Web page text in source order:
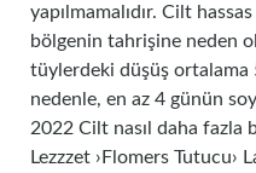
yapılmamalıdır. Cilt
bölgenin tahrişine neden
tüylerdeki düşüş ortalama
nedenle, en az 4 günün
2022 Cilt nasıl daha fazla
Lezzzet ›Flomers Tutucu›